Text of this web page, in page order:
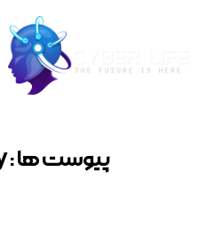
پیوست ها : stability